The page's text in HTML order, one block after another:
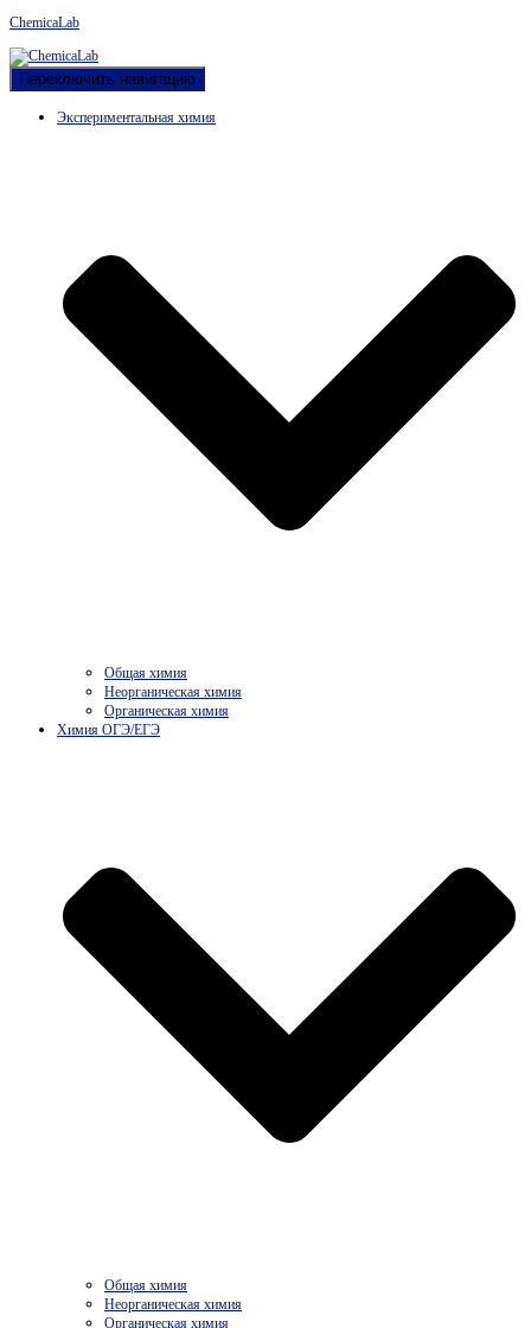
ChemicaLab
Переключить навигацию
Экспериментальная химия
Общая химия
Неорганическая химия
Органическая химия
Химия ОГЭ/ЕГЭ
Общая химия
Неорганическая химия
Органическая химия